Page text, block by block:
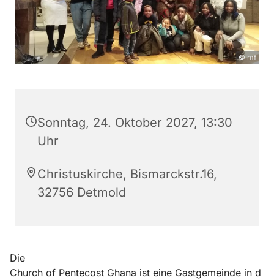
© mf
Sonntag, 24. Oktober 2027, 13:30
Uhr
Christuskirche, Bismarckstr.16,
32756 Detmold
Die
Church of Pentecost Ghana ist eine Gastgemeinde in d